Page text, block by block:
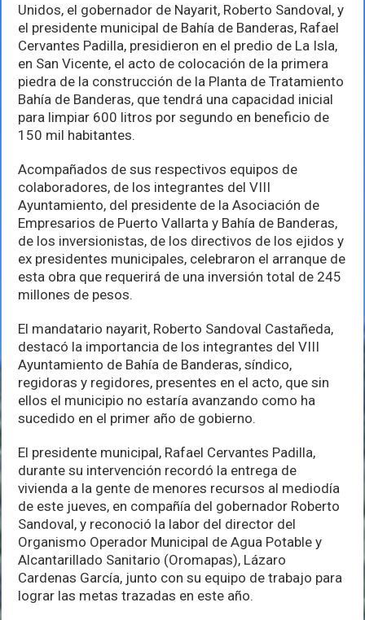
en
Bahía
Unidos, el gobernador de Nayarit, Roberto Sandoval, y
el presidente municipal de Bahía de Banderas, Rafael
Cervantes Padilla, presidieron en el predio de La Isla,
en San Vicente, el acto de colocación de la primera
piedra de la construcción de la Planta de Tratamiento
Bahía de Banderas, que tendrá una capacidad inicial
para limpiar 600 litros por segundo en beneficio de
150 mil habitantes.
Acompañados de sus respectivos equipos de
colaboradores, de los integrantes del VIII
Ayuntamiento, del presidente de la Asociación de
Empresarios de Puerto Vallarta y Bahía de Banderas,
de los inversionistas, de los directivos de los ejidos y
ex presidentes municipales, celebraron el arranque de
esta obra que requerirá de una inversión total de 245
millones de pesos.
El mandatario nayarit, Roberto Sandoval Castañeda,
destacó la importancia de los integrantes del VIII
Ayuntamiento de Bahía de Banderas, síndico,
regidoras y regidores, presentes en el acto, que sin
ellos el municipio no estaría avanzando como ha
sucedido en el primer año de gobierno.
El presidente municipal, Rafael Cervantes Padilla,
durante su intervención recordó la entrega de
vivienda a la gente de menores recursos al mediodía
de este jueves, en compañía del gobernador Roberto
Sandoval, y reconoció la labor del director del
Organismo Operador Municipal de Agua Potable y
Alcantarillado Sanitario (Oromapas), Lázaro
Cardenas García, junto con su equipo de trabajo para
lograr las metas trazadas en este año.